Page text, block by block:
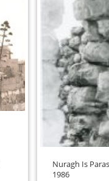
Nuragh Is
1986